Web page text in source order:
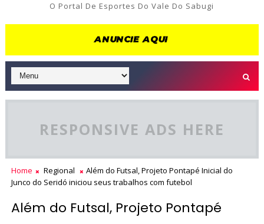
O Portal De Esportes Do Vale Do Sabugi
RESPONSIVE ADS HERE
Home Regional
Além do Futsal, Projeto Pontapé Inicial do
Junco do Seridó iniciou seus trabalhos com futebol
Além do Futsal, Projeto Pontapé